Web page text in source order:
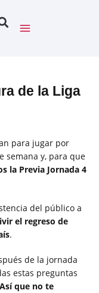
de la Liga
para jugar por
semana y, para que
la Previa Jornada 4
del público a
el regreso de
.
de la jornada
estas preguntas
que no te